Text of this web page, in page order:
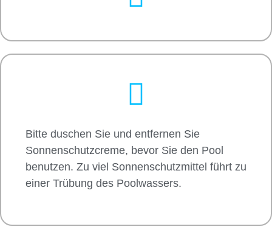
Bitte duschen Sie und entfernen Sie
Sonnenschutzcreme, bevor Sie den Pool
benutzen. Zu viel Sonnenschutzmittel führt zu
einer Trübung des Poolwassers.